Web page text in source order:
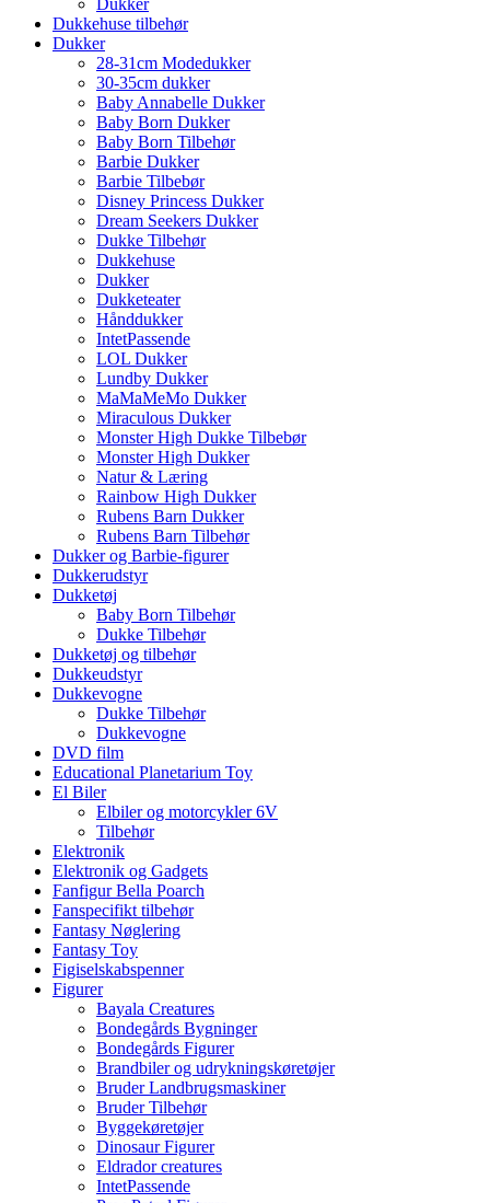
Dukker
Dukkehuse tilbehør
Dukker
28-31cm Modedukker
30-35cm dukker
Baby Annabelle Dukker
Baby Born Dukker
Baby Born Tilbehør
Barbie Dukker
Barbie Tilbebør
Disney Princess Dukker
Dream Seekers Dukker
Dukke Tilbehør
Dukkehuse
Dukker
Dukketeater
Hånddukker
IntetPassende
LOL Dukker
Lundby Dukker
MaMaMeMo Dukker
Miraculous Dukker
Monster High Dukke Tilbebør
Monster High Dukker
Natur & Læring
Rainbow High Dukker
Rubens Barn Dukker
Rubens Barn Tilbehør
Dukker og Barbie-figurer
Dukkerudstyr
Dukketøj
Baby Born Tilbehør
Dukke Tilbehør
Dukketøj og tilbehør
Dukkeudstyr
Dukkevogne
Dukke Tilbehør
Dukkevogne
DVD film
Educational Planetarium Toy
El Biler
Elbiler og motorcykler 6V
Tilbehør
Elektronik
Elektronik og Gadgets
Fanfigur Bella Poarch
Fanspecifikt tilbehør
Fantasy Nøglering
Fantasy Toy
Figiselskabspenner
Figurer
Bayala Creatures
Bondegårds Bygninger
Bondegårds Figurer
Brandbiler og udrykningskøretøjer
Bruder Landbrugsmaskiner
Bruder Tilbehør
Byggekøretøjer
Dinosaur Figurer
Eldrador creatures
IntetPassende